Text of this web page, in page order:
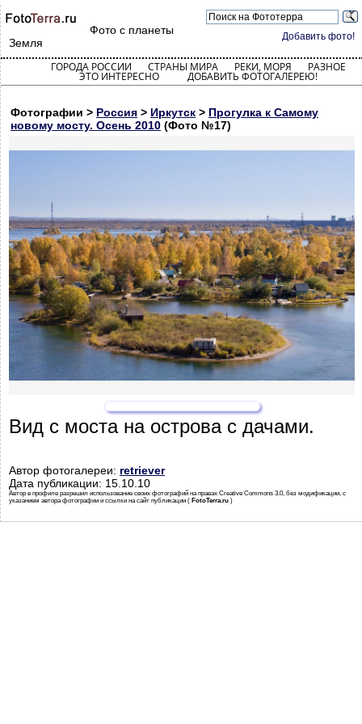
Добавить фото!
Фото с планеты
Земля
ГОРОДА РОССИИ СТРАНЫ МИРА РЕКИ, МОРЯ РАЗНОЕ
ЭТО ИНТЕРЕСНО ДОБАВИТЬ ФОТОГАЛЕРЕЮ!
Фотографии > Россия > Иркутск > Прогулка к Самому
новому мосту. Осень 2010 (Фото №17)
Вид с моста на острова с дачами.
Автор фотогалереи: retriever
Дата публикации: 15.10.10
Автор в профиле разрешил использование своих фотографий на правах Creative Commons 3.0, без модификации, с
указанием автора фотографии и ссылки на сайт публикации ( FotoTerra.ru )